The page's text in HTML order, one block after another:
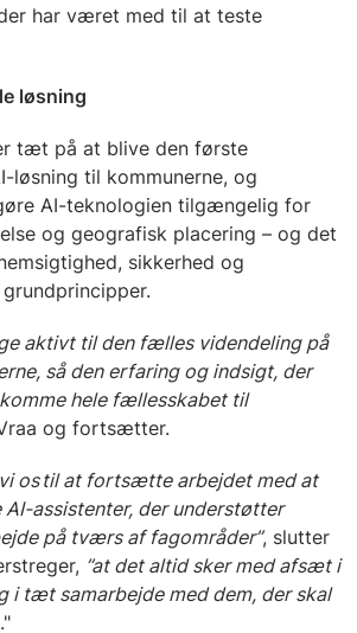
har været med til at teste
løsning
tæt på at blive den første
løsning til kommunerne, og
AI-teknologien tilgængelig for
og geografisk placering – og det
sikkerhed og
aktivt til den fælles videndeling på
så den erfaring og indsigt, der
hele fællesskabet til
og fortsætter.
os til at fortsætte arbejdet med at
AI-assistenter, der understøtter
på tværs af fagområder”, slutter
”at det altid sker med afsæt i
i tæt samarbejde med dem, der skal